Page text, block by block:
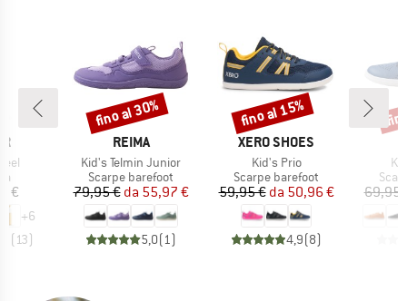
prodotti
€
+6
(13)
MARCHIO
REIMA
Articolo
Kid's Telmin Junior
Gruppo di prodotti
Scarpe barefoot
Prezzo
79,95 € Prezzo ridotto
da 55,97 €
5,0(1)
Sconto
fino al 30%
MARCHIO
XERO SHOES
Articolo
Kid's Prio
Gruppo di prodotti
Scarpe barefoot
Prezzo
59,95 € Prezzo ridotto
da 50,96 €
4,9(8)
Sconto
fino al 15%
69,95